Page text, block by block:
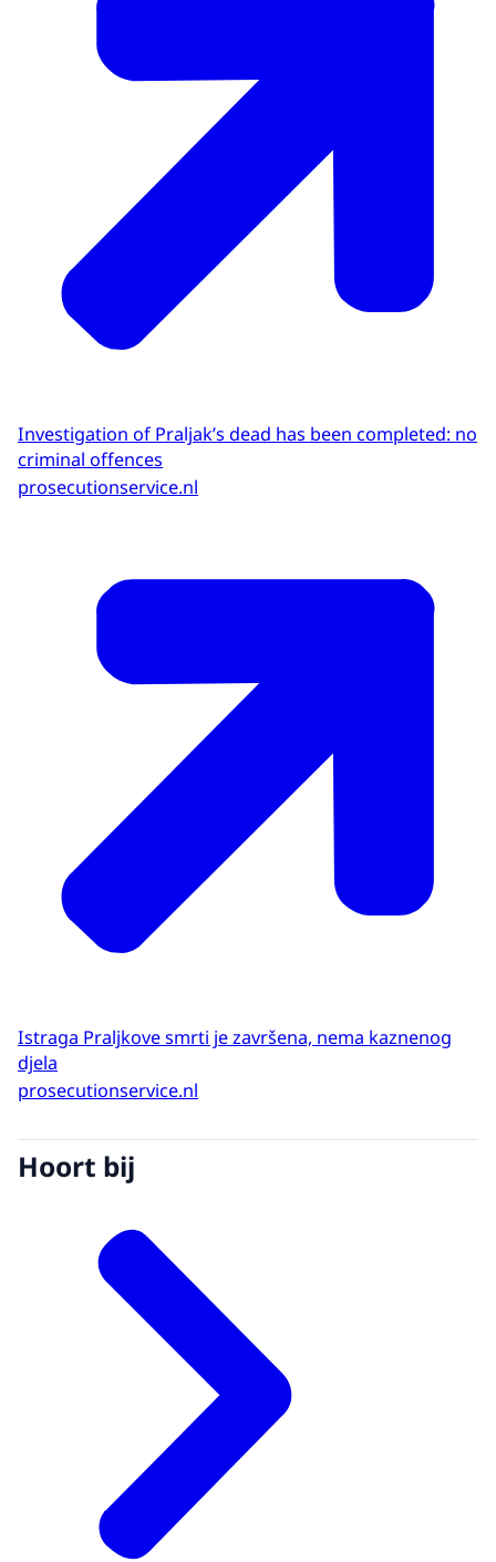
Investigation of Praljak’s dead has been completed: no
criminal offences
prosecutionservice.nl
Istraga Praljkove smrti je završena, nema kaznenog
djela
prosecutionservice.nl
Hoort bij